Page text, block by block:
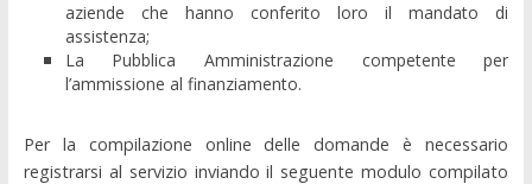
aziende che hanno conferito loro il mandato di
assistenza;
La Pubblica Amministrazione competente per
l’ammissione al finanziamento.
Per la compilazione online delle domande è necessario
registrarsi al servizio inviando il seguente modulo compilato